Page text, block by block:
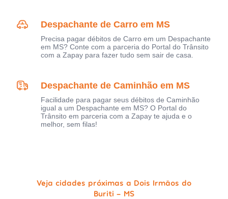
Despachante de Carro em MS
Precisa pagar débitos de Carro em um Despachante
em MS? Conte com a parceria do Portal do Trânsito
com a Zapay para fazer tudo sem sair de casa.
Despachante de Caminhão em MS
Facilidade para pagar seus débitos de Caminhão
igual a um Despachante em MS? O Portal do
Trânsito em parceria com a Zapay te ajuda e o
melhor, sem filas!
Veja cidades próximas a Dois Irmãos do
Buriti - MS